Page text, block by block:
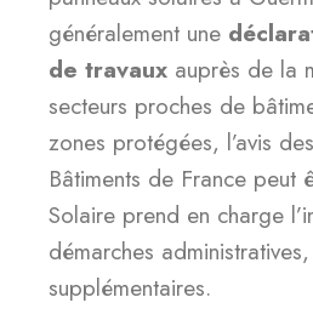
généralement une
de travaux auprès de la
secteurs proches de
zones protégées, l’avis
Bâtiments de France peut
Solaire prend en charge
démarches
supplémentaires.